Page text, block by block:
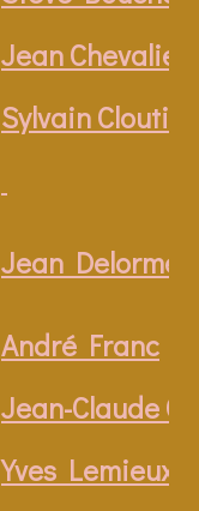
Jean Chevalier
Sylvain Cloutier
Jean Delorme
André Franc
Jean-Claude
Yves Lemieux